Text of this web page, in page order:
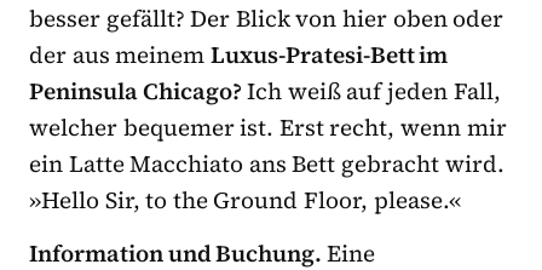
besser gefällt? Der Blick von hier oben oder
der aus meinemLuxus-Pratesi-Bett im
Peninsula Chicago?Ich weiß auf jeden Fall,
welcher bequemer ist. Erst recht, wenn mir
ein Latte Macchiato ans Bett gebracht wird.
»Hello Sir, to the Ground Floor, please.«
Information und Buchung.Eine